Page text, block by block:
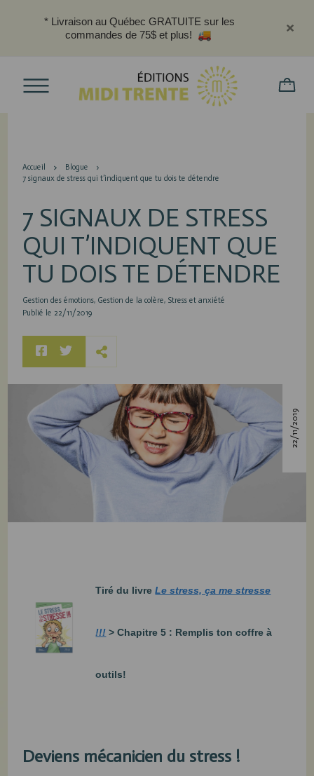
* Livraison au Québec GRATUITE sur les
commandes de 75$ et plus!
Accueil
Blogue
7 signaux de stress qui t’indiquent que tu dois te détendre
7 SIGNAUX DE STRESS
QUI T’INDIQUENT QUE
TU DOIS TE DÉTENDRE
Gestion des émotions Gestion de la colère Stress et anxiété
Publié le 22/11/2019
22/11/2019
Tiré du livreLe stress, ça me stresse
!!! >Chapitre 5 : Remplis ton coffre à
outils!
Deviens mécanicien du stress !